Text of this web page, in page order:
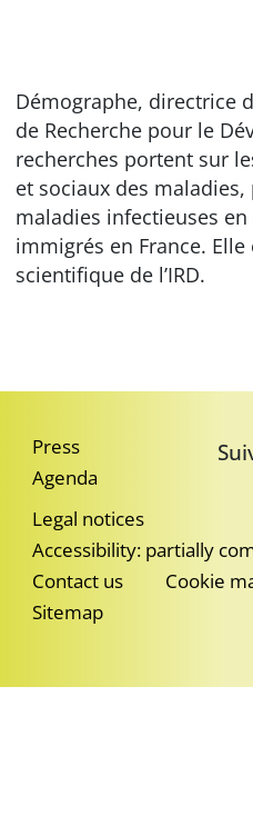
Démographe, directrice
de Recherche pour le
recherches portent sur
et sociaux des
maladies infectieuses
immigrés en France.
scientifique de l’IRD.
Press
Agenda
Legal notices
Accessibility: partially
Contact us
Cookie
Sitemap